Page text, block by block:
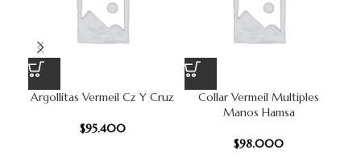
Argollitas Vermeil Cz Y Cruz
$95.400
Collar Vermeil Multiples
Manos Hamsa
$98.000